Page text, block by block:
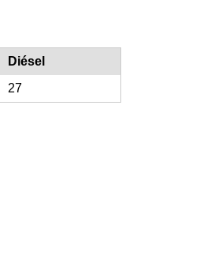
Diésel
27